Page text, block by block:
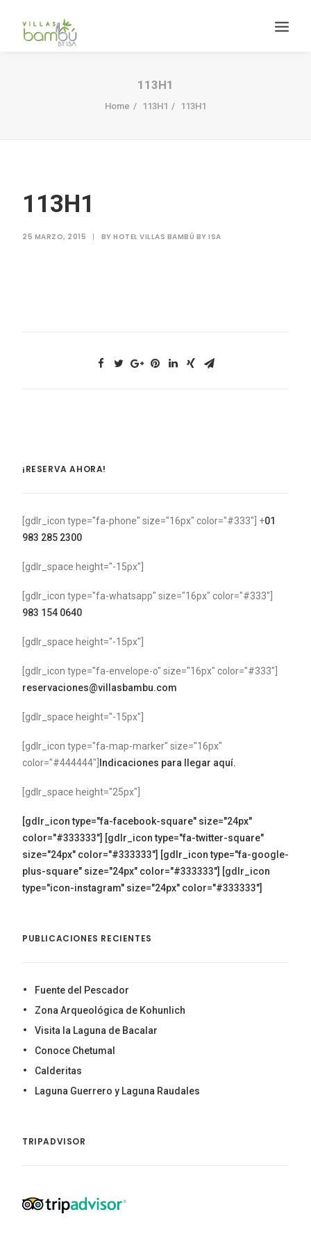
113H1
Home 113H1 113H1
113H1
25 MARZO, 2015 | BY HOTEL VILLAS BAMBÚ BY ISA
¡RESERVA AHORA!
[gdlr_icon type="fa-phone" size="16px" color="#333"] +01
983 285 2300
[gdlr_space height="-15px"]
[gdlr_icon type="fa-whatsapp" size="16px" color="#333"]
983 154 0640
[gdlr_space height="-15px"]
[gdlr_icon type="fa-envelope-o" size="16px" color="#333"]
reservaciones@villasbambu.com
[gdlr_space height="-15px"]
[gdlr_icon type="fa-map-marker" size="16px"
color="#444444"]
Indicaciones para llegar aquí.
[gdlr_space height="25px"]
[gdlr_icon type="fa-facebook-square" size="24px"
color="#333333"] [gdlr_icon type="fa-twitter-square"
size="24px" color="#333333"] [gdlr_icon type="fa-google-
plus-square" size="24px" color="#333333"] [gdlr_icon
type="icon-instagram" size="24px" color="#333333"]
PUBLICACIONES RECIENTES
Fuente del Pescador
Zona Arqueológica de Kohunlich
Visita la Laguna de Bacalar
Conoce Chetumal
Calderitas
Laguna Guerrero y Laguna Raudales
TRIPADVISOR